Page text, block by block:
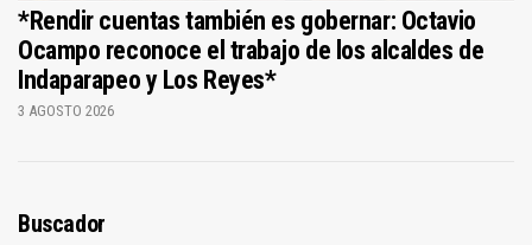
*Rendir cuentas también es gobernar: Octavio
Ocampo reconoce el trabajo de los alcaldes de
Indaparapeo y Los Reyes*
3 AGOSTO 2026
Buscador